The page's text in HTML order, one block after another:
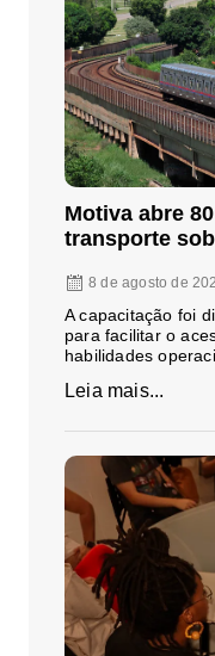
Motiva abre
transporte
8 de agosto de
A capacitação foi
para facilitar o
habilidades
Leia mais...